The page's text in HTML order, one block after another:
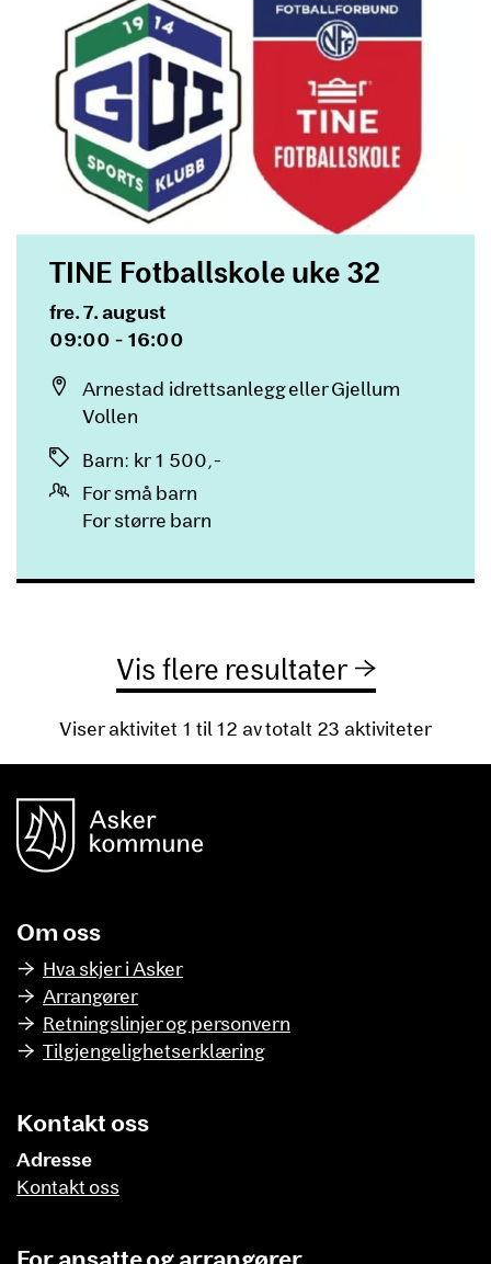
TINE Fotballskole uke 32
fre. 7. august
09:00 - 16:00
Arnestad idrettsanlegg eller Gjellum
Vollen
Barn: kr 1 500,-
For små barn
For større barn
Vis flere resultater
Viser aktivitet 1 til 12 av totalt 23 aktiviteter
Om oss
Hva skjer i Asker
Arrangører
Retningslinjer og personvern
Tilgjengelighetserklæring
Kontakt oss
Adresse
Kontakt oss
For ansatte og arrangører